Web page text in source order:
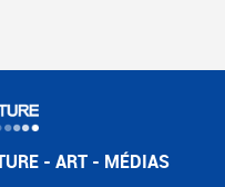
- ART - MÉDIAS